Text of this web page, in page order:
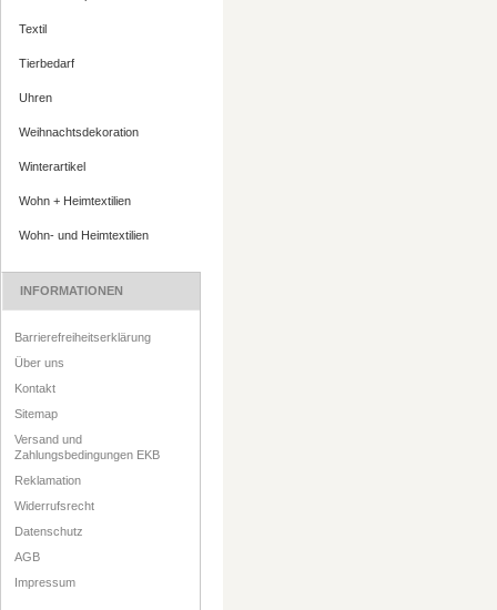
Textil
Tierbedarf
Uhren
Weihnachtsdekoration
Winterartikel
Wohn + Heimtextilien
Wohn- und Heimtextilien
INFORMATIONEN
Barrierefreiheitserklärung
Über uns
Kontakt
Sitemap
Versand und
Zahlungsbedingungen EKB
Reklamation
Widerrufsrecht
Datenschutz
AGB
Impressum